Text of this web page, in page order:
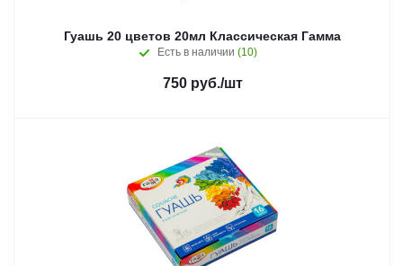
Гуашь 20 цветов 20мл Классическая Гамма
Есть в наличии (10)
750руб./шт